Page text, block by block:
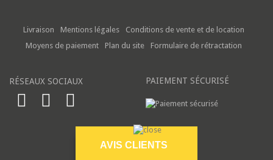
Livraison Mentions légales
Conditions de vente et de location
Moyens de paiement
Plan du site Formulaire de rétractation
RÉSEAUX SOCIAUX PAIEMENT SÉCURISÉ
AVIS CLIENTS